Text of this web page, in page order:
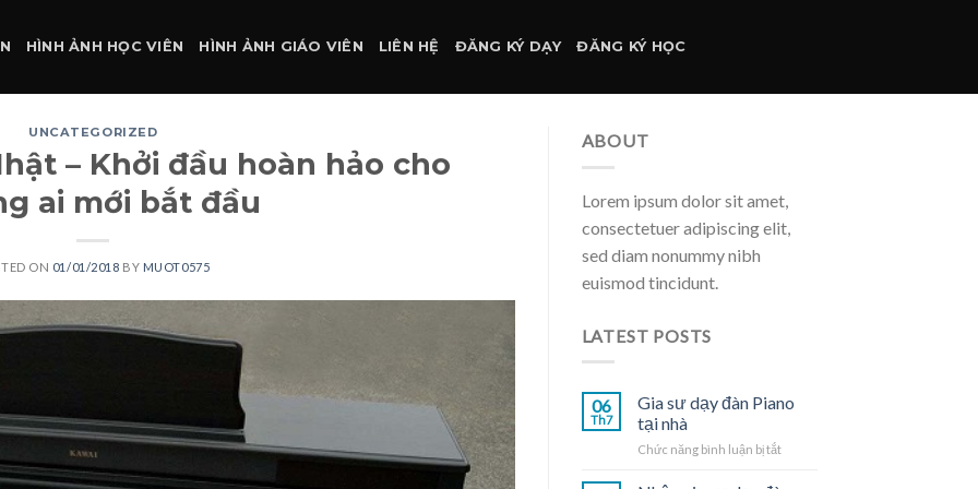
HÌNH ẢNH HỌC VIÊN HÌNH ẢNH GIÁO VIÊN LIÊN HỆ ĐĂNG KÝ DẠY ĐĂNG KÝ HỌC
UNCATEGORIZED
– Khởi đầu hoàn hảo cho
ai mới bắt đầu
ON 01/01/2018 BY MUOT0575
ABOUT
Lorem ipsum dolor sit amet,
consectetuer adipiscing elit,
sed diam nonummy nibh
euismod tincidunt.
LATEST POSTS
06
Th7
Gia sư dạy đàn Piano
tại nhà
Chức năng bình luận bị tắtở